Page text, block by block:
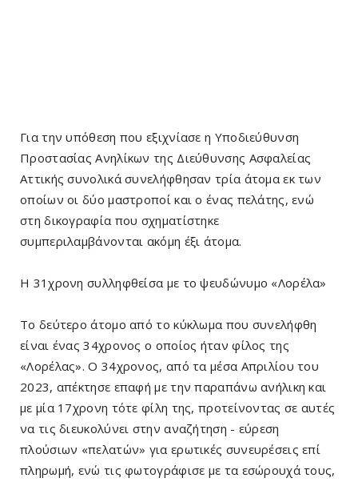
Για την υπόθεση που εξιχνίασε η Υποδιεύθυνση
Προστασίας Ανηλίκων της Διεύθυνσης Ασφαλείας
Αττικής συνολικά συνελήφθησαν τρία άτομα εκ των
οποίων οι δύο μαστροποί και ο ένας πελάτης, ενώ
στη δικογραφία που σχηματίστηκε
συμπεριλαμβάνονται ακόμη έξι άτομα.
Η 31χρονη συλληφθείσα με το ψευδώνυμο «Λορέλα»
Το δεύτερο άτομο από το κύκλωμα που συνελήφθη
είναι ένας 34χρονος ο οποίος ήταν φίλος της
«Λορέλας». Ο 34χρονος, από τα μέσα Απριλίου του
2023, απέκτησε επαφή με την παραπάνω ανήλικη και
με μία 17χρονη τότε φίλη της, προτείνοντας σε αυτές
να τις διευκολύνει στην αναζήτηση - εύρεση
πλούσιων «πελατών» για ερωτικές συνευρέσεις επί
πληρωμή, ενώ τις φωτογράφισε με τα εσώρουχά τους,